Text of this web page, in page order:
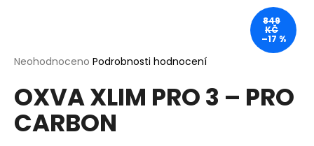
Průměrné
produktu
je
0,0
z
Neohodnoceno Podrobnosti hodnocení
OXVA XLIM PRO 3 – PRO
CARBON
849
KČ
–17 %
í
t
?